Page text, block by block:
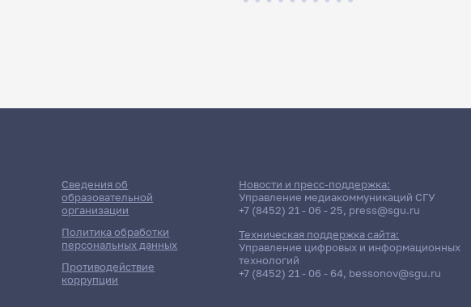
Сведения об
образовательной
организации
Политика обработки
персональных данных
Противодействие
коррупции
Новости и пресс-поддержка:
Управление медиакоммуникаций СГУ
+7 (8452) 21 - 06 - 25, press@sgu.ru
Техническая поддержка сайта:
Управление цифровых и информационных
технологий
+7 (8452) 21 - 06 - 64, bessonov@sgu.ru